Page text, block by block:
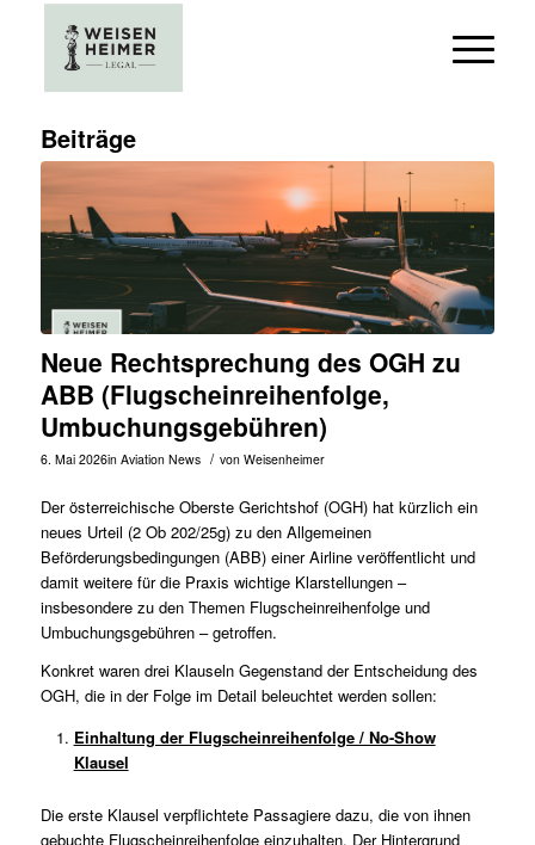
Beiträge
Neue Rechtsprechung des OGH zu
ABB (Flugscheinreihenfolge,
Umbuchungsgebühren)
6. Mai 2026in Aviation News / von Weisenheimer
Der österreichische Oberste Gerichtshof (OGH) hat kürzlich ein
neues Urteil (2 Ob 202/25g) zu den Allgemeinen
Beförderungsbedingungen (ABB) einer Airline veröffentlicht und
damit weitere für die Praxis wichtige Klarstellungen –
insbesondere zu den Themen Flugscheinreihenfolge und
Umbuchungsgebühren – getroffen.
Konkret waren drei Klauseln Gegenstand der Entscheidung des
OGH, die in der Folge im Detail beleuchtet werden sollen:
Einhaltung der Flugscheinreihenfolge / No-Show
Klausel
Die erste Klausel verpflichtete Passagiere dazu, die von ihnen
gebuchte Flugscheinreihenfolge einzuhalten. Der Hintergrund